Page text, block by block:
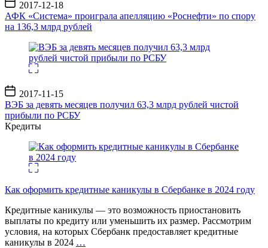
записи
2017-12-18
АФК «Система» проиграла апелляцию «Роснефти» по спору
на 136,3 млрд рублей
Дата
записи
2017-11-15
ВЭБ за девять месяцев получил 63,3 млрд рублей чистой
прибыли по РСБУ
Кредиты
Как оформить кредитные каникулы в Сбербанке в 2024 году
Кредитные каникулы — это возможность приостановить
выплаты по кредиту или уменьшить их размер. Рассмотрим
условия, на которых Сбербанк предоставляет кредитные
каникулы в 2024 …